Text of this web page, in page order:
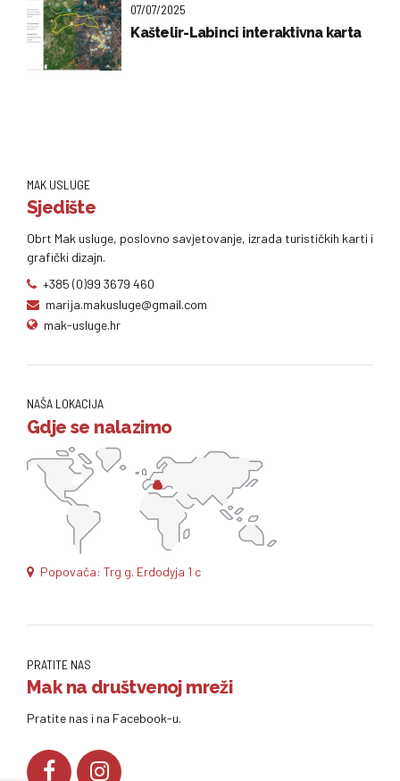
07/07/2025
Kaštelir-Labinci interaktivna karta
MAK USLUGE
Sjedište
Obrt Mak usluge, poslovno savjetovanje, izrada turističkih karti i
grafički dizajn.
+385 (0)99 3679 460
marija.makusluge@gmail.com
mak-usluge.hr
NAŠA LOKACIJA
Gdje se nalazimo
Popovača: Trg g. Erdodyja 1 c
PRATITE NAS
Mak na društvenoj mreži
Pratite nas i na Facebook-u.